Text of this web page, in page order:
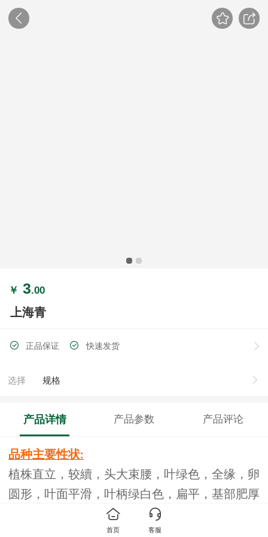
￥ 3.00
上海青
正品保证 快速发货
选择 规格
产品详情 产品参数 产品评论
品种主要性状:
植株直立，较續，头大束腰，叶绿色，全缘，卵
圆形，叶面平滑，叶柄绿白色，扁平，基部肥厚
公斤左右，质地柔嫩，纤维
少，耐热，耐寒力中等，春季抽苔略早。
首页 客服